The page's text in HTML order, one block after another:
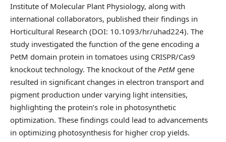
Institute of Molecular Plant Physiology, along with
international collaborators, published their findings in
Horticultural Research (DOI: 10.1093/hr/uhad224). The
study investigated the function of the gene encoding a
PetM domain protein in tomatoes using CRISPR/Cas9
knockout technology. The knockout of the PetM gene
resulted in significant changes in electron transport and
pigment production under varying light intensities,
highlighting the protein’s role in photosynthetic
optimization. These findings could lead to advancements
in optimizing photosynthesis for higher crop yields.